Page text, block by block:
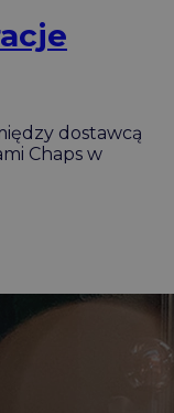
dostawcą
Chaps w